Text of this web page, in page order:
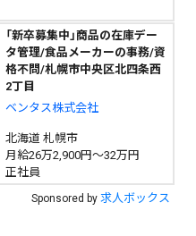
「新卒募集中」商品の在庫デー
タ管理/食品メーカーの事務/資
格不問/札幌市中央区北四条西
2丁目
ベンタス株式会社
北海道 札幌市
月給26万2,900円～32万円
正社員
Sponsored by 求人ボックス